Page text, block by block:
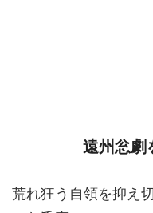
遠州忩劇
荒れ狂う自領を抑え